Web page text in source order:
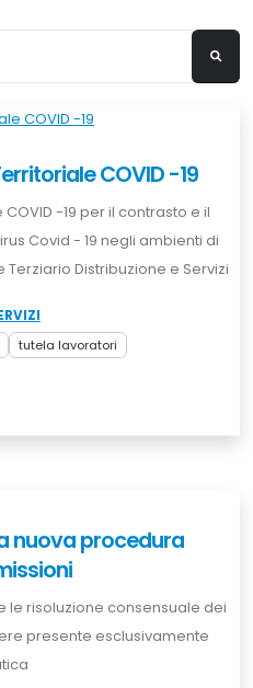
COVID -19
-19 per il contrasto e il
Covid - 19 negli ambienti di
Distribuzione e Servizi
tutela lavoratori
nuova procedura
le risoluzione consensuale dei
presente esclusivamente